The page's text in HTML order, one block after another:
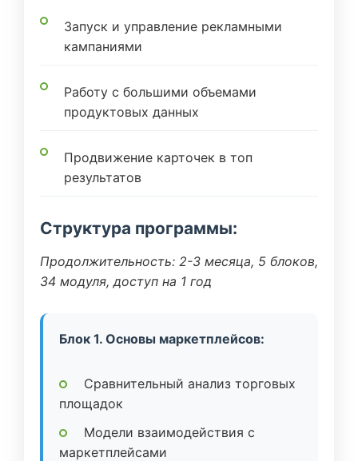
Запуск и управление рекламными
кампаниями
Работу с большими объемами
продуктовых данных
Продвижение карточек в топ
результатов
Структура программы:
Продолжительность: 2-3 месяца, 5 блоков,
34 модуля, доступ на 1 год
Блок 1. Основы маркетплейсов:
Сравнительный анализ торговых
площадок
Модели взаимодействия с
маркетплейсами